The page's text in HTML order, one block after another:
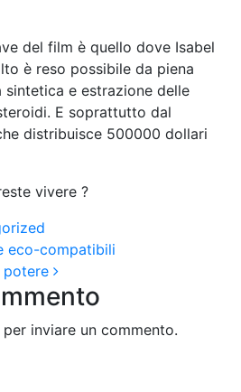
del film è quello dove Isabel
è reso possibile da piena
e estrazione delle
E soprattutto dal
distribuisce 500000 dollari
vivere ?
eco-compatibili
potere
per inviare un commento.